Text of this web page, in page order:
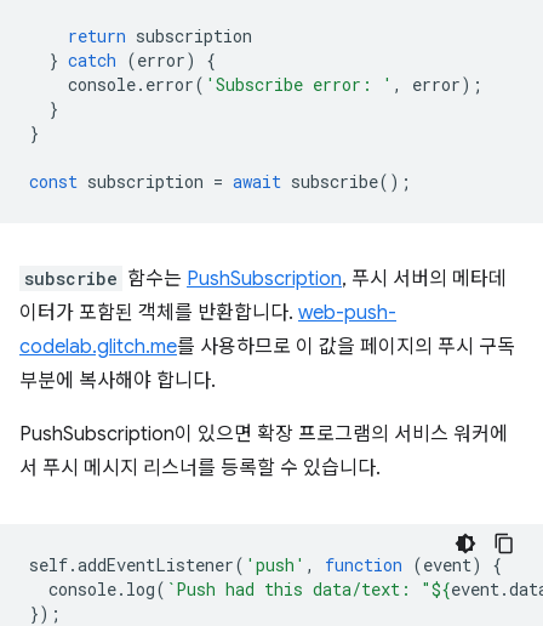
return subscription
} catch (error)
{
console. error( 'Subscribe error: ' , error);
}
}
const subscription = await subscribe();
subscribe 함수는 PushSubscription, 푸시 서버의 메타데
이터가 포함된 객체를 반환합니다. web-push-
codelab.glitch.me를 사용하므로 이 값을 페이지의 푸시 구독
부분에 복사해야 합니다.
PushSubscription이 있으면 확장 프로그램의 서비스 워커에
서 푸시 메시지 리스너를 등록할 수 있습니다.
self.addEventListener( 'push' , function (event)
{
console. log( `Push had this data/text: "${event.
});